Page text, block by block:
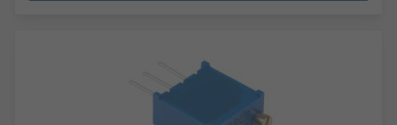
sytuacja wskazuje na potencjometr obrotowy lub
suwakowy, druga zaś najczęściej na trymer lub
potencjometr dostrojczy. Dobór wartości